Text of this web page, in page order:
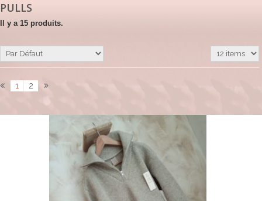
PULLS
Il y a 15 produits.
1 2